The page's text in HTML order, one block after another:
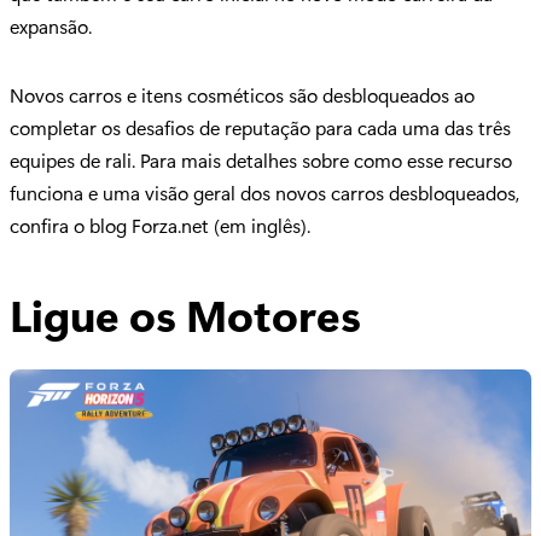
expansão.
Novos carros e itens cosméticos são desbloqueados ao
completar os desafios de reputação para cada uma das três
equipes de rali. Para mais detalhes sobre como esse recurso
funciona e uma visão geral dos novos carros desbloqueados,
confira o blog Forza.net (em inglês).
Ligue os Motores